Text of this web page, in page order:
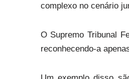
complexo no cenário
O Supremo Tribunal
reconhecendo-a